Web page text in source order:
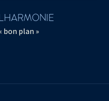
bon plan »